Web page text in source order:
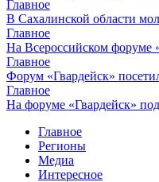
Главное
В Сахалинской области
Главное
На Всероссийском форуме
Главное
Форум «Гвардейск»
Главное
На форуме «Гвардейск»
Главное
Регионы
Медиа
Интересное